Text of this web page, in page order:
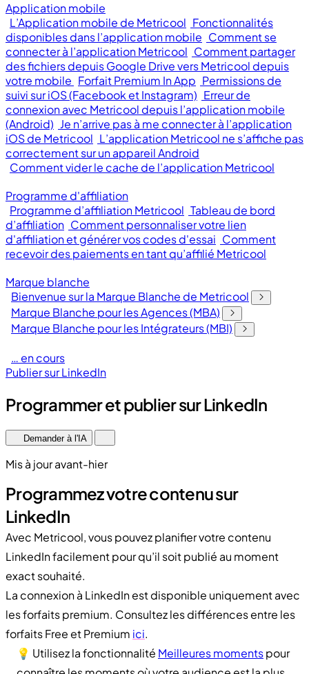
Application mobile
L’Application mobile de Metricool Fonctionnalités
disponibles dans l’application mobile Comment se
connecter à l’application Metricool Comment partager
des fichiers depuis Google Drive vers Metricool depuis
votre mobile Forfait Premium In App Permissions de
suivi sur iOS (Facebook et Instagram) Erreur de
connexion avec Metricool depuis l’application mobile
(Android) Je n’arrive pas à me connecter à l’application
iOS de Metricool L’application Metricool ne s’affiche pas
correctement sur un appareil Android
Comment vider le cache de l’application Metricool
Programme d'affiliation
Programme d’affiliation Metricool Tableau de bord
d’affiliation Comment personnaliser votre lien
d'affiliation et générer vos codes d'essai Comment
recevoir des paiements en tant qu’affilié Metricool
Marque blanche
Bienvenue sur la Marque Blanche de Metricool
Marque Blanche pour les Agences (MBA)
Marque Blanche pour les Intégrateurs (MBI)
… en cours
Publier sur LinkedIn
Programmer et publier sur LinkedIn
Demander à l'IA
Mis à jour avant-hier
Programmez votre contenu sur
LinkedIn
Avec Metricool, vous pouvez planifier votre contenu
LinkedIn facilement pour qu’il soit publié au moment
exact souhaité.
La connexion à LinkedIn est disponible uniquement avec
les forfaits premium. Consultez les différences entre les
forfaits Free et Premium ici.
💡 Utilisez la fonctionnalité Meilleures momentspour